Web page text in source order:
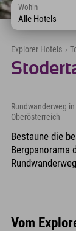
Wohin
Alle Hotels
Explorer Hotels ›
Rundwanderweg
Oberösterreich
Bestaune die
Bergpanorama
Vom